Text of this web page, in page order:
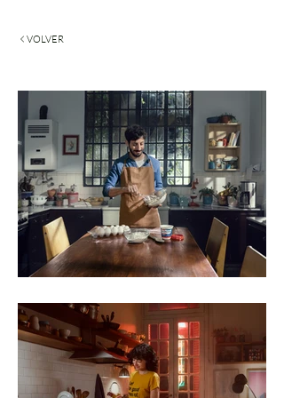
VOLVER